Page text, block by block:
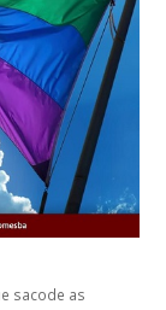
sacode as